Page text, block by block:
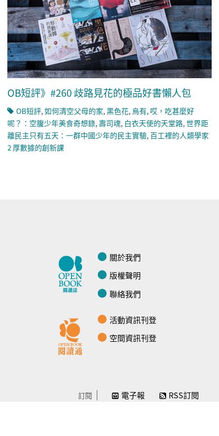
OB短評》#260 歧路見花的極品好書懶人包
OB短評,如何清空父母的家,黑色花,烏有,哎，吃甚麼好
呢？：空腹少年美食奇想錄,壽司魂, 白衣天使的天堂路,世界距
離民主只有五天：一群中國少年的民主實驗,百工裡的人類學家
2 厚數據的創新課
關於我們
版權聲明
聯絡我們
活動資訊刊登
空間資訊刊登
訂閱 電子報 RSS訂閱